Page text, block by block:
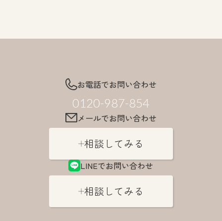
お電話でお問い合わせ
0120-987-854
メールでお問い合わせ
相談してみる
LINEでお問い合わせ
相談してみる